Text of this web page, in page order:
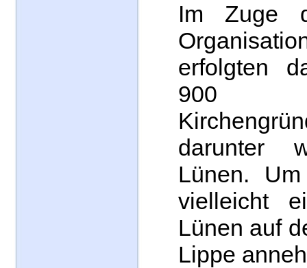
Im Zuge
erfolgten
900
darunter
Lünen.
vielleicht
Lünen auf
Lippe